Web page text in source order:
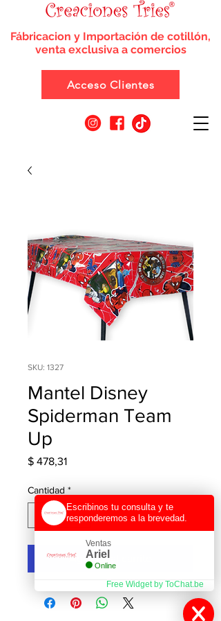
Fábricacion y Importación de cotillón,
venta exclusiva a comercios
Acceso Clientes
SKU: 1327
Mantel Disney
Spiderman Team
Up
$ 478,31Precio
Cantidad *
Agregar al carrito
Escribinos tu consulta y te
responderemos a la brevedad.
Ventas
Ariel
Online
Free Widget by ToChat.be